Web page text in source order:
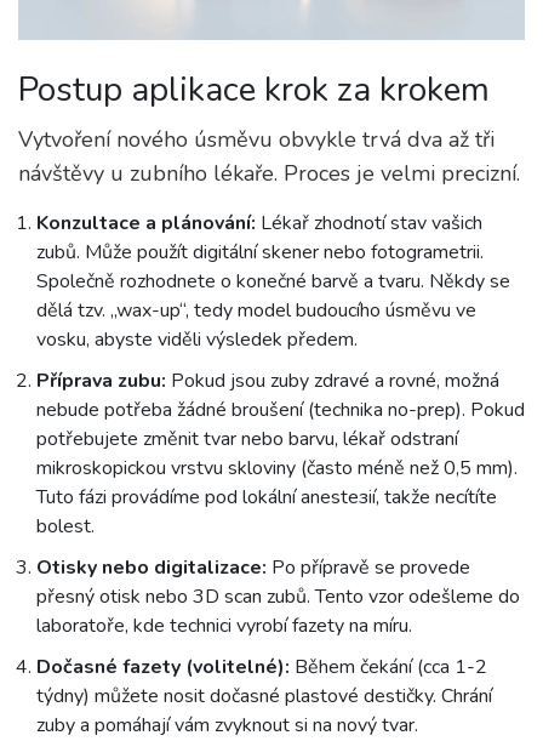
Postup aplikace krok za krokem
Vytvoření nového úsměvu obvykle trvá dva až tři
návštěvy u zubního lékaře. Proces je velmi precizní.
Konzultace a plánování: Lékař zhodnotí stav vašich
zubů. Může použít digitální skener nebo fotogrametrii.
Společně rozhodnete o konečné barvě a tvaru. Někdy se
dělá tzv. „wax-up“, tedy model budoucího úsměvu ve
vosku, abyste viděli výsledek předem.
Příprava zubu: Pokud jsou zuby zdravé a rovné, možná
nebude potřeba žádné broušení (technika no-prep). Pokud
potřebujete změnit tvar nebo barvu, lékař odstraní
mikroskopickou vrstvu skloviny (často méně než 0,5 mm).
Tuto fázi provádíme pod lokální anestезií, takže necítíte
bolest.
Otisky nebo digitalizace: Po přípravě se provede
přesný otisk nebo 3D scan zubů. Tento vzor odešleme do
laboratoře, kde technici vyrobí fazety na míru.
Dočasné fazety (volitelné): Během čekání (cca 1-2
týdny) můžete nosit dočasné plastové destičky. Chrání
zuby a pomáhají vám zvyknout si na nový tvar.